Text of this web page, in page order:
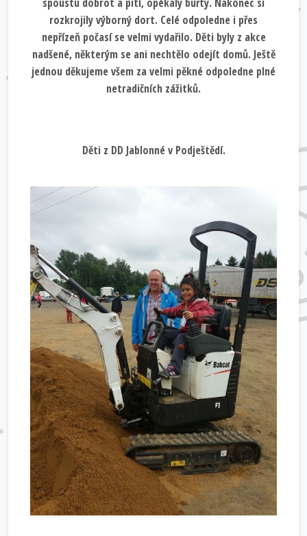
rozkrojily výborný dort. Celé odpoledne i přes
nepřízeň počasí se velmi vydařilo. Děti byly z akce
nadšené, některým se ani nechtělo odejít domů. Ještě
jednou děkujeme všem za velmi pěkné odpoledne plné
netradičních zážitků.
Děti z DD Jablonné v Podještědí.